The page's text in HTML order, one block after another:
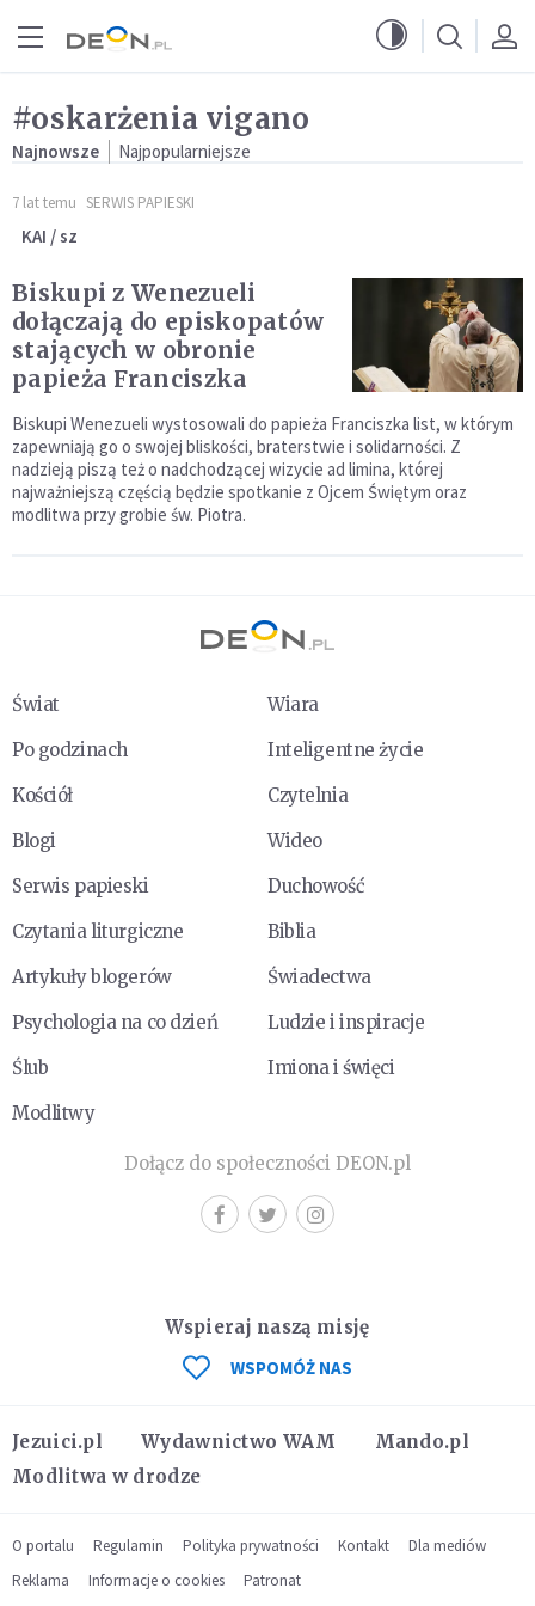
#oskarżenia vigano
Najnowsze Najpopularniejsze
7 lat temu SERWIS PAPIESKI
KAI / sz
Biskupi z Wenezueli
dołączają do episkopatów
stających w obronie
papieża Franciszka
Biskupi Wenezueli wystosowali do papieża Franciszka list, w którym
zapewniają go o swojej bliskości, braterstwie i solidarności. Z
nadzieją piszą też o nadchodzącej wizycie ad limina, której
najważniejszą częścią będzie spotkanie z Ojcem Świętym oraz
modlitwa przy grobie św. Piotra.
Świat
Wiara
Po godzinach
Inteligentne życie
Kościół
Czytelnia
Blogi
Wideo
Serwis papieski
Duchowość
Czytania liturgiczne
Biblia
Artykuły blogerów
Świadectwa
Psychologia na co dzień
Ludzie i inspiracje
Ślub
Imiona i święci
Modlitwy
Dołącz do społeczności DEON.pl
Jezuici.pl Wydawnictwo WAM
Mando.pl
Modlitwa w drodze
Wspieraj naszą misję
WSPOMÓŻ NAS
O portalu Regulamin Polityka prywatności Kontakt
Dla mediów
Reklama
Informacje o cookies Patronat